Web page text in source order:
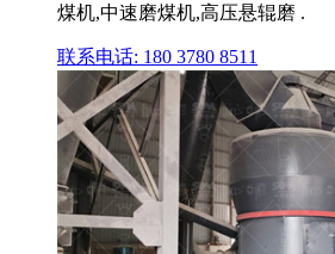
煤机,中速磨煤机,高压悬辊磨 .
联系电话: 180 3780 8511